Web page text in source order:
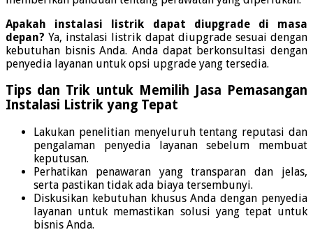
Apakah instalasi listrik dapat diupgrade di masa
depan? Ya, instalasi listrik dapat diupgrade sesuai dengan
kebutuhan bisnis Anda. Anda dapat berkonsultasi dengan
penyedia layanan untuk opsi upgrade yang tersedia.
Tips dan Trik untuk Memilih Jasa Pemasangan
Instalasi Listrik yang Tepat
Lakukan penelitian menyeluruh tentang reputasi dan
pengalaman penyedia layanan sebelum membuat
keputusan.
Perhatikan penawaran yang transparan dan jelas,
serta pastikan tidak ada biaya tersembunyi.
Diskusikan kebutuhan khusus Anda dengan penyedia
layanan untuk memastikan solusi yang tepat untuk
bisnis Anda.